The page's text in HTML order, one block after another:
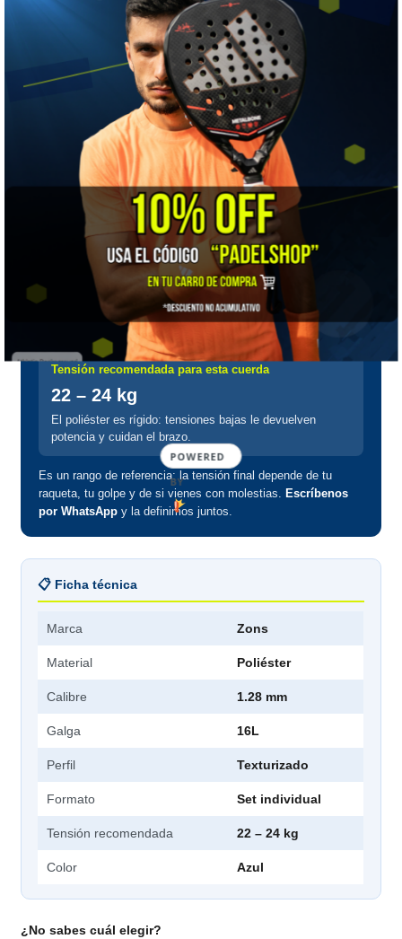
🎯 ¿Para quién es?
Para el jugador de nivel intermedio o avanzado que busca
control y durabilidad en una cuerda sin complicaciones.
🔧 Te la encordamos nosotros
Comprar la cuerda es la mitad del trabajo: cómo queda
montada define cómo se siente. Encordamos en tienda
con unaSignum Pro S-6700, una máquina electrónica
controlada por procesador que ajusta la tensiónen
pasos de 0,1 kg con sensores de precisión, monta la
raqueta en un sistema autocentrante de6 puntos
trabaja con tiro constante y pre-estiramiento.
Esa décima de kilo es la diferencia entre una máquina de club
y una de torneo: si te encordamos a 23,5 kg, quedan 23,5 en
los dos planos, no "más o menos".
Tensión recomendada para esta cuerda
22 – 24 kg
El poliéster es rígido: tensiones bajas le devuelven
potencia y cuidan el brazo.
Es un rango de referencia: la tensión final depende de tu
raqueta, tu golpe y de si vienes con molestias. Escríbenos
por WhatsApp y la definimos juntos.
📋 Ficha técnica
Marca Zons
Material Poliéster
Calibre 1.28 mm
Galga 16L
Perfil Texturizado
Formato Set individual
Tensión recomendada 22 – 24 kg
Color Azul
¿No sabes cuál elegir?
POWERED
BY